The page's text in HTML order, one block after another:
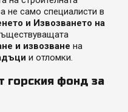
не само специалисти в
и Извозването на
и извозване на
и отломки.
горския фонд за